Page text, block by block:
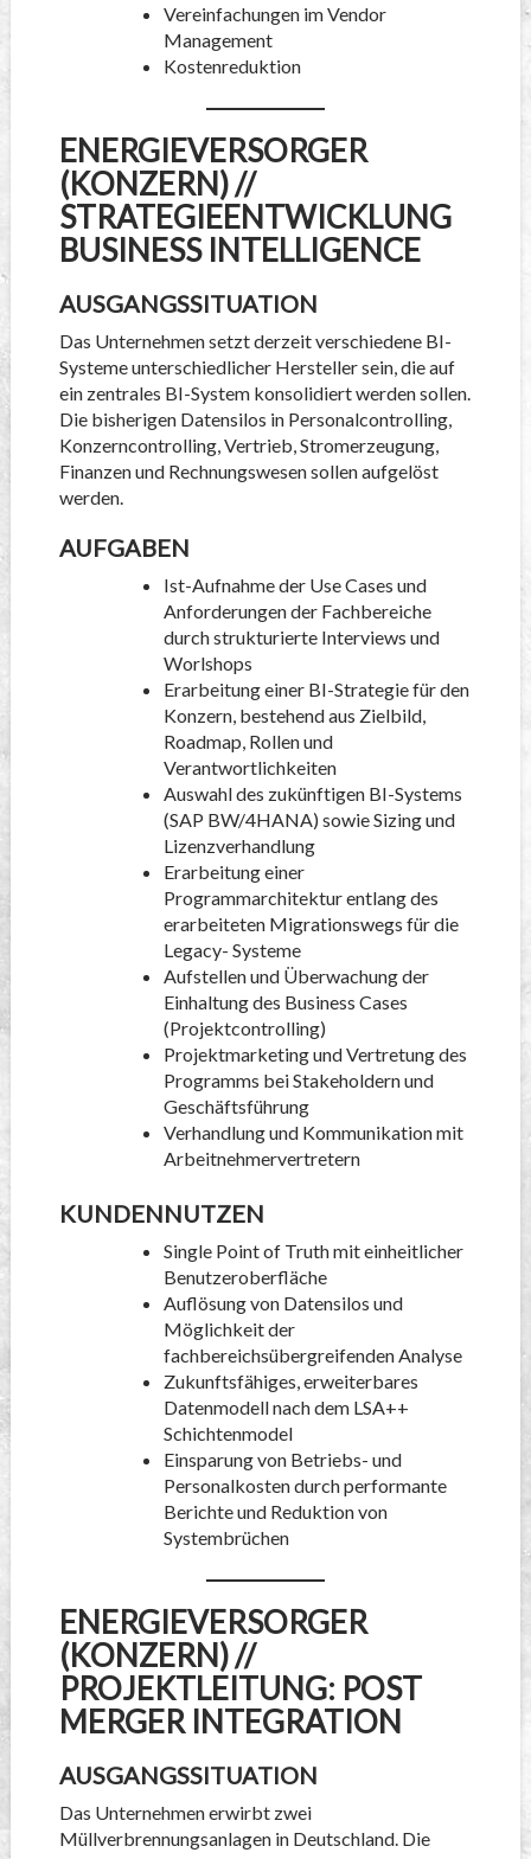
Vereinfachungen im Vendor
Management
Kostenreduktion
ENERGIEVERSORGER
(KONZERN) //
STRATEGIEENTWICKLUNG
BUSINESS INTELLIGENCE
AUSGANGSSITUATION
Das Unternehmen setzt derzeit verschiedene BI-
Systeme unterschiedlicher Hersteller sein, die auf
ein zentrales BI-System konsolidiert werden sollen.
Die bisherigen Datensilos in Personalcontrolling,
Konzerncontrolling, Vertrieb, Stromerzeugung,
Finanzen und Rechnungswesen sollen aufgelöst
werden.
AUFGABEN
Ist-Aufnahme der Use Cases und
Anforderungen der Fachbereiche
durch strukturierte Interviews und
Worlshops
Erarbeitung einer BI-Strategie für den
Konzern, bestehend aus Zielbild,
Roadmap, Rollen und
Verantwortlichkeiten
Auswahl des zukünftigen BI-Systems
(SAP BW/4HANA) sowie Sizing und
Lizenzverhandlung
Erarbeitung einer
Programmarchitektur entlang des
erarbeiteten Migrationswegs für die
Legacy- Systeme
Aufstellen und Überwachung der
Einhaltung des Business Cases
(Projektcontrolling)
Projektmarketing und Vertretung des
Programms bei Stakeholdern und
Geschäftsführung
Verhandlung und Kommunikation mit
Arbeitnehmervertretern
KUNDENNUTZEN
Single Point of Truth mit einheitlicher
Benutzeroberfläche
Auflösung von Datensilos und
Möglichkeit der
fachbereichsübergreifenden Analyse
Zukunftsfähiges, erweiterbares
Datenmodell nach dem LSA++
Schichtenmodel
Einsparung von Betriebs- und
Personalkosten durch performante
Berichte und Reduktion von
Systembrüchen
ENERGIEVERSORGER
(KONZERN) //
PROJEKTLEITUNG: POST
MERGER INTEGRATION
AUSGANGSSITUATION
Das Unternehmen erwirbt zwei
Müllverbrennungsanlagen in Deutschland. Die